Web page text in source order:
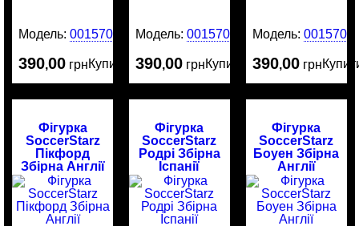
Модель:0015708
390,00 грнКупити
Модель:0015707
390,00 грнКупити
Модель: 0015706
390,00 грн
Фігурка
SoccerStarz
Пікфорд
Збірна Англії
Фігурка
SoccerStarz
Родрі Збірна
Іспанії
Фігурка
SoccerStarz
Боуен Збірна
Англії